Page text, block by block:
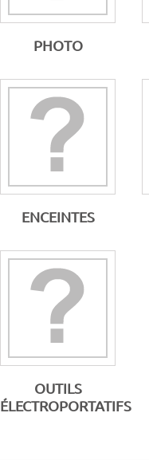
PHOTO
ENCEINTES
OUTILS
ÉLECTROPORTATIFS